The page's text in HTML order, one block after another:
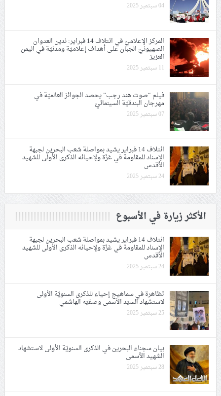
04 سبتمبر 2025
المركز الإعلاميّ في ائتلاف 14 فبراير: ندين العدوان
الصهيونيّ الجبان على أهداف إعلاميّة ومدنيّة في اليمن
العزيز
11 سبتمبر 2025
فيلم “صوت هند رجب” يحصد الجوائز العالميّة في
مهرجان البندقيّة السينمائيّ
07 سبتمبر 2025
ائتلاف 14 فبراير يشيد بمواصلة شعب البحرين لجبهة
الإسناد للمقاومة في غزّة ولإحيائه الذكرى الأولى للشهيد
الأقدس
24 سبتمبر 2025
الأكثر زيارة في الأسبوع
ائتلاف 14 فبراير يشيد بمواصلة شعب البحرين لجبهة
الإسناد للمقاومة في غزّة ولإحيائه الذكرى الأولى للشهيد
الأقدس
24 سبتمبر 2025
تظاهرة في سماهيج إحياء للذكرى السنويّة الأولى
لاستشهاد السيّد الأسمى وصفيّه الهاشمي
25 سبتمبر 2025
بيان سجناء البحرين في الذكرى السنويّة الأولى لاستشهاد
الشهيد الأسمى
28 سبتمبر 2025